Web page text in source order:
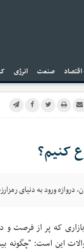
صنعت انرژی
کنیم؟
دروازه ورود به دنیای
بازاری که پر از فرصت
این است: "چگونه